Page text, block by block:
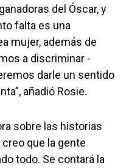
del Óscar, y
falta es una
mujer, además de
a discriminar -
darle un sentido
añadió Rosie.
sobre las historias
que la gente
todo. Se contará la